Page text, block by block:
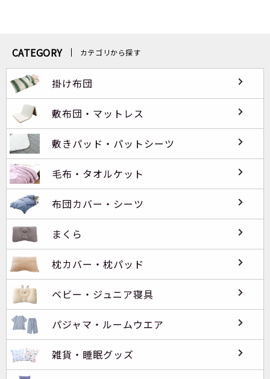
CATEGORY カテゴリから探す
掛け布団
敷布団・マットレス
敷きパッド・パットシーツ
毛布・タオルケット
布団カバー・シーツ
まくら
枕カバー・枕パッド
ベビー・ジュニア寝具
パジャマ・ルームウエア
雑貨・睡眠グッズ